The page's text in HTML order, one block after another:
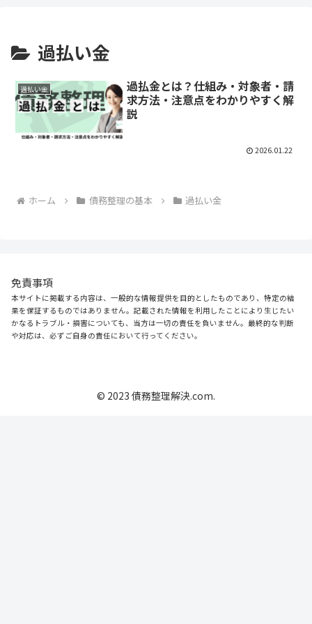
過払い金
過払い金
過払金とは？仕組み・対象者・請
求方法・注意点をわかりやすく解
説
2026.01.22
ホーム 債務整理の基本 過払い金
免責事項
本サイトに掲載する内容は、一般的な情報提供を目的としたものであり、特定の結
果を保証するものではありません。記載された情報を利用したことにより生じたい
かなるトラブル・損害についても、当方は一切の責任を負いません。最終的な判断
や対応は、必ずご自身の責任において行ってください。
© 2023 債務整理解決.com.